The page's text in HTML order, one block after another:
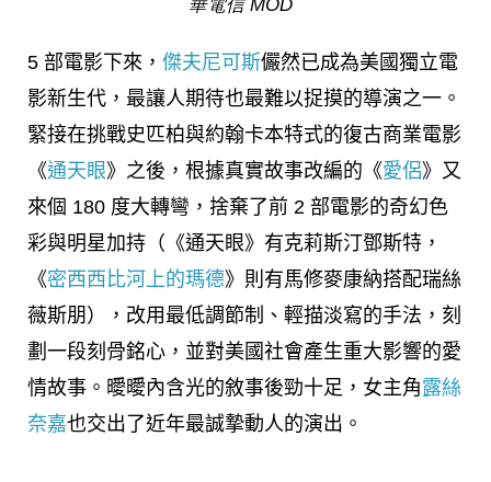
華電信 MOD
5 部電影下來， 傑夫尼可斯儼然已成為美國獨立電
影新生代，最讓人期待也最難以捉摸的導演之一。
緊接在挑戰史匹柏與約翰卡本特式的復古商業電影
《通天眼》之後，根據真實故事改編的《愛侶》又
來個 180 度大轉彎，捨棄了前 2 部電影的奇幻色
彩與明星加持（《通天眼》有克莉斯汀鄧斯特，
《密西西比河上的瑪德》則有馬修麥康納搭配瑞絲
薇斯朋），改用最低調節制、輕描淡寫的手法，刻
劃一段刻骨銘心，並對美國社會產生重大影響的愛
情故事。曖曖內含光的敘事後勁十足，女主角露絲
奈嘉也交出了近年最誠摯動人的演出。